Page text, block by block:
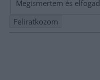
Megismertem és